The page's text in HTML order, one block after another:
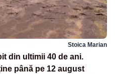
Stoica Marian
din ultimii 40 de ani.
până pe 12 august